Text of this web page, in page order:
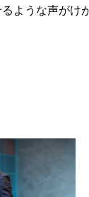
ような声がけ